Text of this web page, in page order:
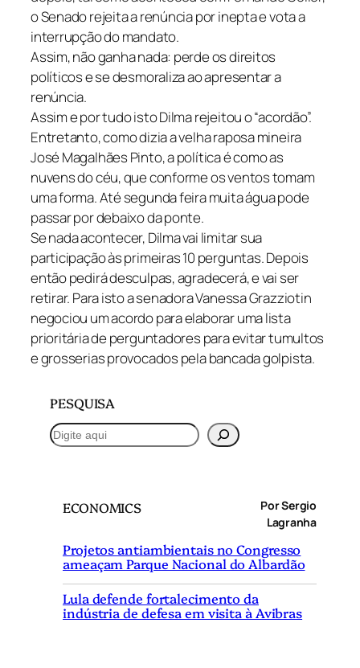
o Senado rejeita a renúncia por inepta e vota a
interrupção do mandato.
Assim, não ganha nada: perde os direitos
políticos e se desmoraliza ao apresentar a
renúncia.
Assim e por tudo isto Dilma rejeitou o “acordão”.
Entretanto, como dizia a velha raposa mineira
José Magalhães Pinto, a política é como as
nuvens do céu, que conforme os ventos tomam
uma forma. Até segunda feira muita água pode
passar por debaixo da ponte.
Se nada acontecer, Dilma vai limitar sua
participação às primeiras 10 perguntas. Depois
então pedirá desculpas, agradecerá, e vai ser
retirar. Para isto a senadora Vanessa Grazziotin
negociou um acordo para elaborar uma lista
prioritária de perguntadores para evitar tumultos
e grosserias provocados pela bancada golpista.
PESQUISA
P
e
ECONOMICS
Por Sergio
Lagranha
Projetos antiambientais no Congresso
ameaçam Parque Nacional do Albardão
Lula defende fortalecimento da
indústria de defesa em visita à Avibras